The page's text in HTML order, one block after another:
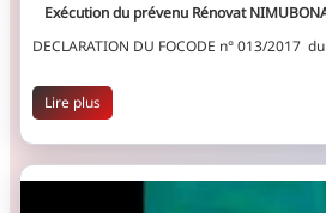
Exécution du prévenu Rénovat
DECLARATION DU FOCODE n° 013/
Lire plus